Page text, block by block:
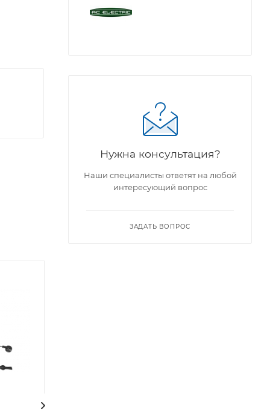
Нужна консультация?
Наши специалисты ответят на любой
интересующий вопрос
ЗАДАТЬ ВОПРОС